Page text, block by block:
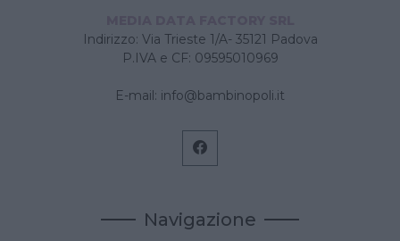
Indirizzo: Via Trieste 1/A- 35121 Padova
P.IVA e CF: 09595010969
E-mail: info@bambinopoli.it
Navigazione